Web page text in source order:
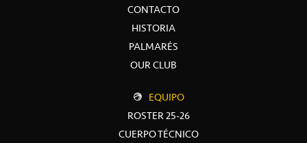
CONTACTO
HISTORIA
PALMARÉS
OUR CLUB
EQUIPO
ROSTER 25-26
CUERPO TÉCNICO